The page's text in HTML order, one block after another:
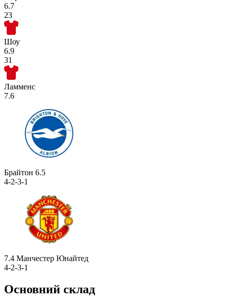
6.7
23
Шоу
6.9
31
Ламменс
7.6
Брайтон 6.5
4-2-3-1
7.4 Манчестер Юнайтед
4-2-3-1
Основний склад